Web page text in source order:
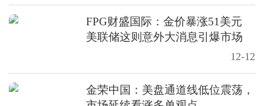
FPG财盛国际：金价暴涨51美元
美联储这则意外大消息引爆市场
12-12
金荣中国：美盘通道线低位震荡，